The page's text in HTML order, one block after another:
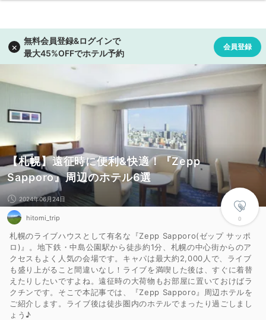
【札幌】遠征時に便利&快適！『Zepp
Sapporo』周辺のホテル6選
0
2024年06月24日
hitomi_trip
札幌のライブハウスとして有名な『Zepp Sapporo(ゼップ サッポ
ロ)』。地下鉄・中島公園駅から徒歩約1分、札幌の中心街からのア
クセスもよく人気の会場です。キャパは最大約2,000人で、ライブ
も盛り上がること間違いなし！ライブを満喫した後は、すぐに着替
えたりしたいですよね。遠征時の大荷物もお部屋に置いておけばラ
クチンです。そこで本記事では、『Zepp Sapporo』周辺ホテルを
ご紹介します。ライブ後は徒歩圏内のホテルでまったり過ごしまし
ょう♪